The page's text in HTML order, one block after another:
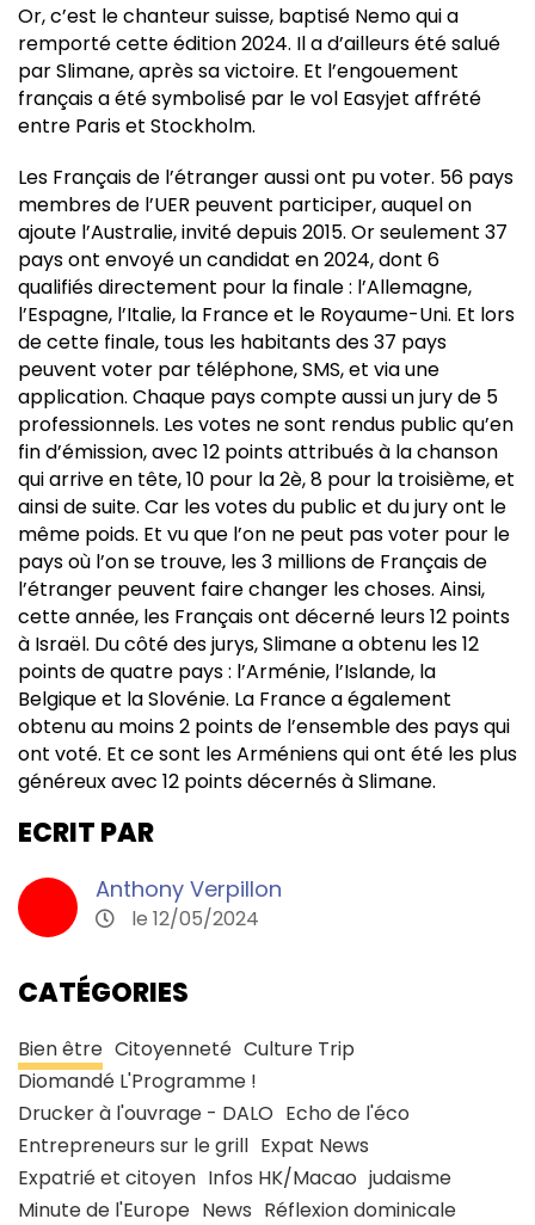
Or, c’est le chanteur suisse, baptisé Nemo qui a
remporté cette édition 2024. Il a d’ailleurs été salué
par Slimane, après sa victoire. Et l’engouement
français a été symbolisé par le vol Easyjet affrété
entre Paris et Stockholm.
Les Français de l’étranger aussi ont pu voter. 56 pays
membres de l’UER peuvent participer, auquel on
ajoute l’Australie, invité depuis 2015. Or seulement 37
pays ont envoyé un candidat en 2024, dont 6
qualifiés directement pour la finale : l’Allemagne,
l’Espagne, l’Italie, la France et le Royaume-Uni. Et lors
de cette finale, tous les habitants des 37 pays
peuvent voter par téléphone, SMS, et via une
application. Chaque pays compte aussi un jury de 5
professionnels. Les votes ne sont rendus public qu’en
fin d’émission, avec 12 points attribués à la chanson
qui arrive en tête, 10 pour la 2è, 8 pour la troisième, et
ainsi de suite. Car les votes du public et du jury ont le
même poids. Et vu que l’on ne peut pas voter pour le
pays où l’on se trouve, les 3 millions de Français de
l’étranger peuvent faire changer les choses. Ainsi,
cette année, les Français ont décerné leurs 12 points
à Israël. Du côté des jurys, Slimane a obtenu les 12
points de quatre pays : l’Arménie, l’Islande, la
Belgique et la Slovénie. La France a également
obtenu au moins 2 points de l’ensemble des pays qui
ont voté. Et ce sont les Arméniens qui ont été les plus
généreux avec 12 points décernés à Slimane.
ECRIT PAR
Anthony Verpillon
le 12/05/2024
CATÉGORIES
Bien être Citoyenneté Culture Trip
Diomandé L'Programme !
Drucker à l'ouvrage - DALO Echo de l'éco
Entrepreneurs sur le grill Expat News
Expatrié et citoyen Infos HK/Macao judaisme
Minute de l'Europe News Réflexion dominicale